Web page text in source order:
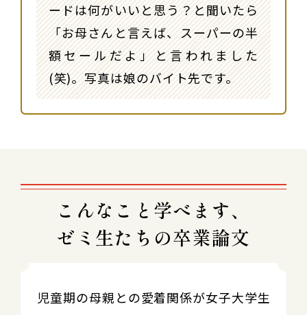
ードは何がいいと思う？と聞いたら
「お母さんと言えば、スーパーの半
額セールだよ」と言われました
(笑)。写真は娘のバイト先です。
こんなこと学べます、
ゼミ生たちの卒業論文
児童期の母親との愛着関係が女子大学生